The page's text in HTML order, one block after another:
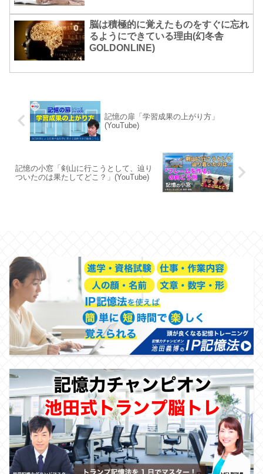
脳は積極的に覚えたものをすぐに忘れ
るようにできている理由(幻冬舎
GOLDONLINE)
記憶の扉「学習成果の上がり方」
(YouTube)
記憶の小窓「剣山に行こうとして、辿り
ついたのは果たしてどこ？」(YouTube)